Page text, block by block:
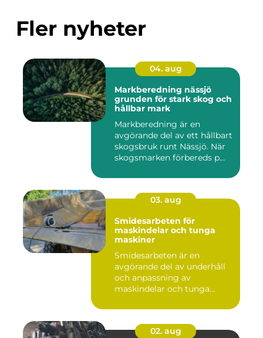
Fler nyheter
04. aug
Markberedning nässjö
grunden för stark skog och
hållbar mark
Markberedning är en
avgörande del av ett hållbart
skogsbruk runt Nässjö. När
skogsmarken förbereds p...
03. aug
Smidesarbeten för
maskindelar och tunga
maskiner
Smidesarbeten är en
avgörande del av underhåll
och anpassning av
maskindelar och tunga
02. aug